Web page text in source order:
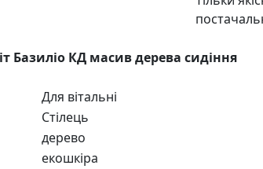
Базиліо КД масив дерева сидіння
Для вітальні
Стілець
дерево
екошкіра